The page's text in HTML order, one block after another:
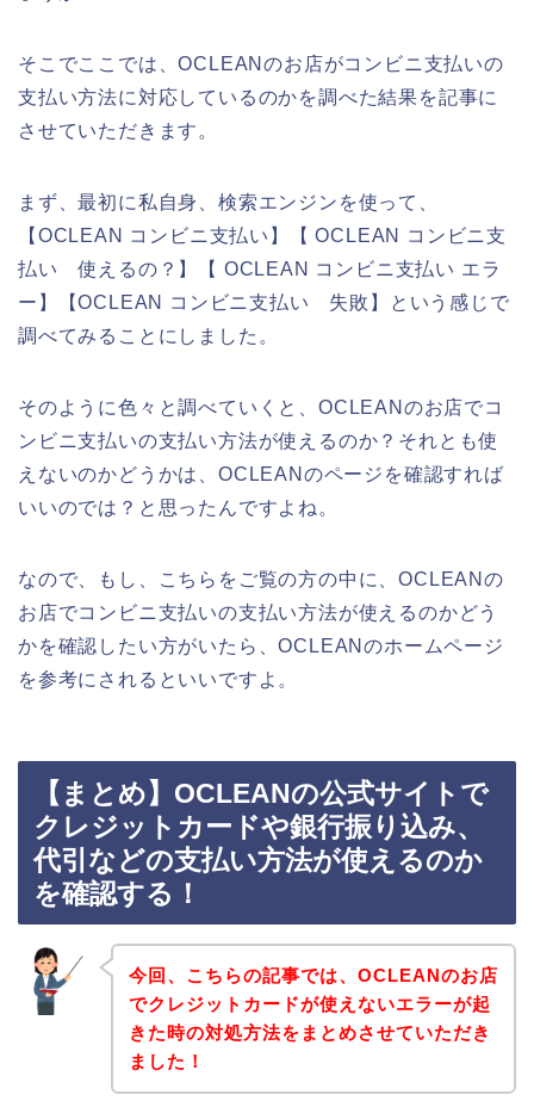
そこでここでは、OCLEANのお店がコンビニ支払いの
支払い方法に対応しているのかを調べた結果を記事に
させていただきます。
まず、最初に私自身、検索エンジンを使って、
【OCLEAN コンビニ支払い】【 OCLEAN コンビニ支
払い 使えるの？】【 OCLEAN コンビニ支払い エラ
ー】【OCLEAN コンビニ支払い 失敗】という感じで
調べてみることにしました。
そのように色々と調べていくと、OCLEANのお店でコ
ンビニ支払いの支払い方法が使えるのか？それとも使
えないのかどうかは、OCLEANのページを確認すれば
いいのでは？と思ったんですよね。
なので、もし、こちらをご覧の方の中に、OCLEANの
お店でコンビニ支払いの支払い方法が使えるのかどう
かを確認したい方がいたら、OCLEANのホームページ
を参考にされるといいですよ。
【まとめ】OCLEANの公式サイトで
クレジットカードや銀行振り込み、
代引などの支払い方法が使えるのか
を確認する！
今回、こちらの記事では、OCLEANのお店
でクレジットカードが使えないエラーが起
きた時の対処方法をまとめさせていただき
ました！